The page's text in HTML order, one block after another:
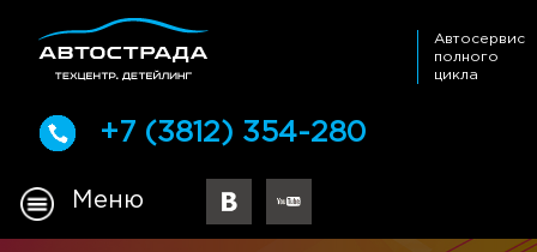
+7 (3812) 354-280
Автосервис
полного
цикла
Меню